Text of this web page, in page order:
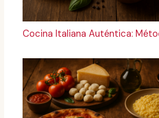
Cocina Italiana Auténtica: